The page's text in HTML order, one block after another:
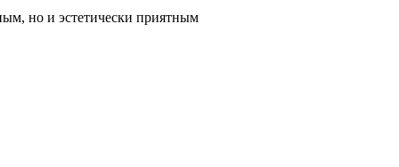
но и эстетически приятным